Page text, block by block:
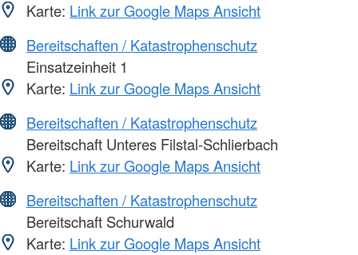
Karte: Link zur Google Maps Ansicht
Bereitschaften / Katastrophenschutz
Einsatzeinheit 1
Karte: Link zur Google Maps Ansicht
Bereitschaften / Katastrophenschutz
Bereitschaft Unteres Filstal-Schlierbach
Karte: Link zur Google Maps Ansicht
Bereitschaften / Katastrophenschutz
Bereitschaft Schurwald
Karte: Link zur Google Maps Ansicht